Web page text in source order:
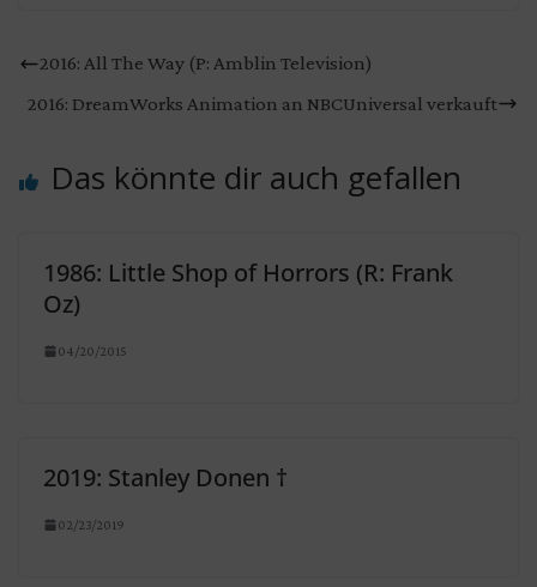
2016: All The Way (P: Amblin Television)
2016: DreamWorks Animation an NBCUniversal verkauft
Das könnte dir auch gefallen
1986: Little Shop of Horrors (R: Frank
Oz)
04/20/2015
2019: Stanley Donen †
02/23/2019